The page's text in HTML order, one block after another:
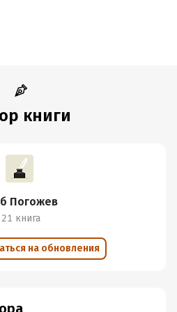
книги
Погожев
21 книга
на обновления